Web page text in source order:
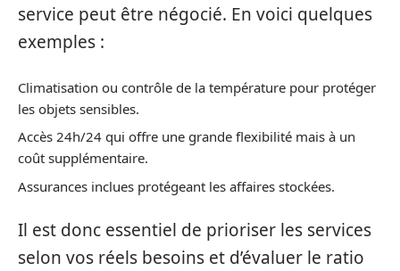
service peut être négocié. En voici quelques
exemples :
Climatisation ou contrôle de la température pour protéger
les objets sensibles.
Accès 24h/24 qui offre une grande flexibilité mais à un
coût supplémentaire.
Assurances inclues protégeant les affaires stockées.
Il est donc essentiel de prioriser les services
selon vos réels besoins et d’évaluer le ratio